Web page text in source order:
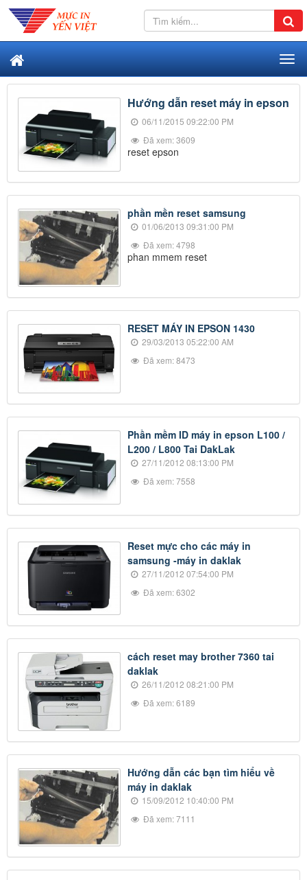
Hướng dẫn reset máy in epson
06/11/2015 09:22:00 PM
Đã xem: 3609
reset epson
phần mền reset samsung
01/06/2013 09:31:00 PM
Đã xem: 4798
phan mmem reset
RESET MÁY IN EPSON 1430
29/03/2013 05:22:00 AM
Đã xem: 8473
Phần mềm ID máy in epson L100 /
L200 / L800 Tai DakLak
27/11/2012 08:13:00 PM
Đã xem: 7558
Reset mực cho các máy in
samsung -máy in daklak
27/11/2012 07:54:00 PM
Đã xem: 6302
cách reset may brother 7360 tai
daklak
26/11/2012 08:21:00 PM
Đã xem: 6189
Hướng dẫn các bạn tìm hiểu về
máy in daklak
15/09/2012 10:40:00 PM
Đã xem: 7111